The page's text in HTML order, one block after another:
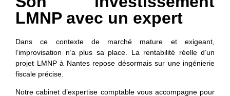
LMNP avec un expert
Dans ce contexte de marché mature et exigeant,
l’improvisation n’a plus sa place. La rentabilité réelle d’un
projet LMNP à Nantes repose désormais sur une ingénierie
fiscale précise.
Notre cabinet d’expertise comptable vous accompagne pour